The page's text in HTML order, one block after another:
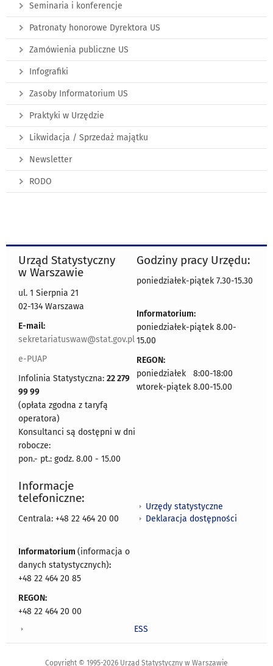
Seminaria i konferencje
Patronaty honorowe Dyrektora US
Zamówienia publiczne US
Infografiki
Zasoby Informatorium US
Praktyki w Urzędzie
Likwidacja / Sprzedaż majątku
Newsletter
RODO
Urząd Statystyczny
w Warszawie
ul. 1 Sierpnia 21
02-134 Warszawa
E-mail:
sekretariatuswaw@stat.gov.pl
e-PUAP
Infolinia Statystyczna: 22 279
99 99
(opłata zgodna z taryfą
operatora)
Konsultanci są dostępni w dni
robocze:
pon.- pt.: godz. 8.00 - 15.00
Godziny pracy Urzędu:
poniedziałek-piątek 7.30-15.30
Informatorium:
poniedziałek-piątek 8.00-
15.00
REGON:
poniedziałek 8:00-18:00
wtorek-piątek 8.00-15.00
Informacje
telefoniczne:
Centrala: +48 22 464 20 00
Informatorium (informacja o
danych statystycznych):
+48 22 464 20 85
REGON:
+48 22 464 20 00
Urzędy statystyczne
Deklaracja dostępności
ESS
Copyright © 1995-2026 Urząd Statystyczny w Warszawie